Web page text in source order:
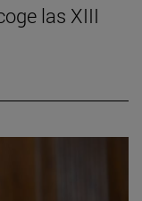
las XIII